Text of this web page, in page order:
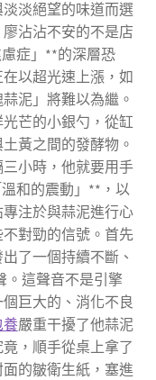
淡絕望的味道而選
沾沾不安的不是店
症」**的深層恐
以超光速上漲，如
泥」將難以為繼。
芒的小銀勺，從缸
黃之間的發酵物。
小時，他就要用手
和的震動」**，以
注於與蒜泥進行心
對勁的信號。首先
了一個持續不斷、
這聲音不是引擎
巨大的、消化不良
養嚴重干擾了他蒜泥
，順手從桌上拿了
的皺衛生紙，塞進